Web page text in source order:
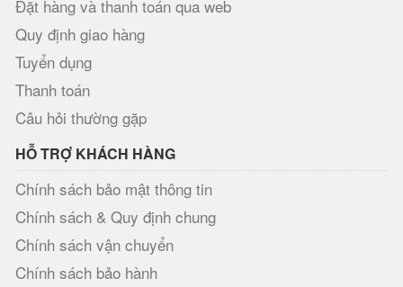
Đặt hàng và thanh toán qua web
Quy định giao hàng
Tuyển dụng
Thanh toán
Câu hỏi thường gặp
HỖ TRỢ KHÁCH HÀNG
Chính sách bảo mật thông tin
Chính sách & Quy định chung
Chính sách vận chuyển
Chính sách bảo hành